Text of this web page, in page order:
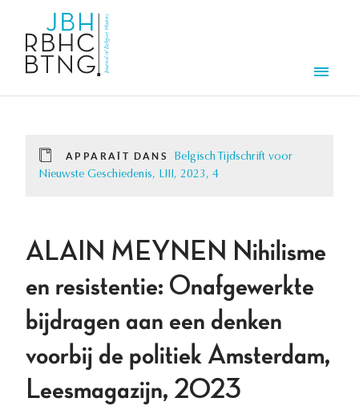
APPARAÎT DANS
Belgisch Tijdschrift voor
Nieuwste Geschiedenis, LIII, 2023, 4
ALAIN MEYNEN Nihilisme
en resistentie: Onafgewerkte
bijdragen aan een denken
voorbij de politiek Amsterdam,
Leesmagazijn, 2023